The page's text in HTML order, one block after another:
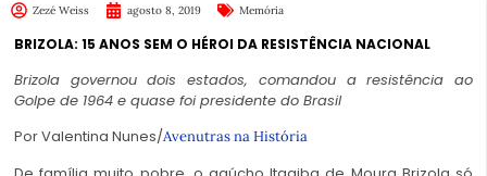
Zezé Weiss agosto 8, 2019 Memória
BRIZOLA: 15 ANOS SEM O HÉROI DA RESISTÊNCIA NACIONAL
Brizola governou dois estados, comandou a resistência ao
Golpe de 1964 e quase foi presidente do Brasil
Por Valentina Nunes/Avenutras na História